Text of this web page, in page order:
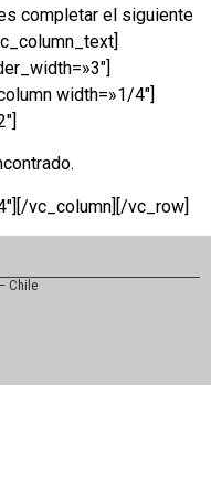
completar el siguiente
width=»1/4″]
vc_column][/vc_row]
Chile